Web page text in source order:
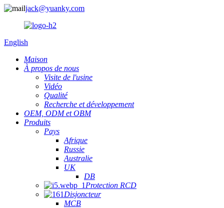
jack@yuanky.com
English
Maison
À propos de nous
Visite de l'usine
Vidéo
Qualité
Recherche et développement
OEM, ODM et OBM
Produits
Pays
Afrique
Russie
Australie
UK
DB
Protection RCD
Disjoncteur
MCB